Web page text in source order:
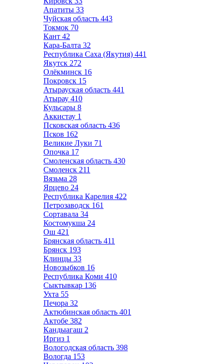
Апатиты 33
Чуйская область 443
Токмок 70
Кант 42
Кара-Балта 32
Республика Саха (Якутия) 441
Якутск 272
Олёкминск 16
Покровск 15
Атырауская область 441
Атырау 410
Кульсары 8
Аккистау 1
Псковская область 436
Псков 162
Великие Луки 71
Опочка 17
Смоленская область 430
Смоленск 211
Вязьма 28
Ярцево 24
Республика Карелия 422
Петрозаводск 161
Сортавала 34
Костомукша 24
Ош 421
Брянская область 411
Брянск 193
Клинцы 33
Новозыбков 16
Республика Коми 410
Сыктывкар 136
Ухта 55
Печора 32
Актюбинская область 401
Актобе 382
Кандыагаш 2
Иргиз 1
Вологодская область 398
Вологда 153